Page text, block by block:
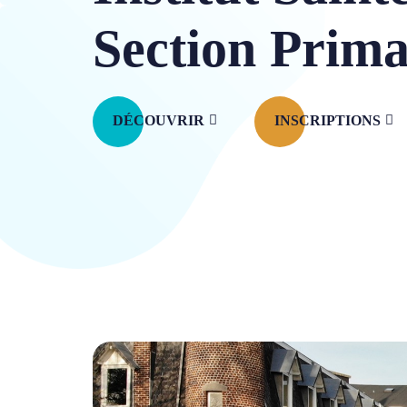
Section
DÉCOUVRIR INSCRIPTIONS